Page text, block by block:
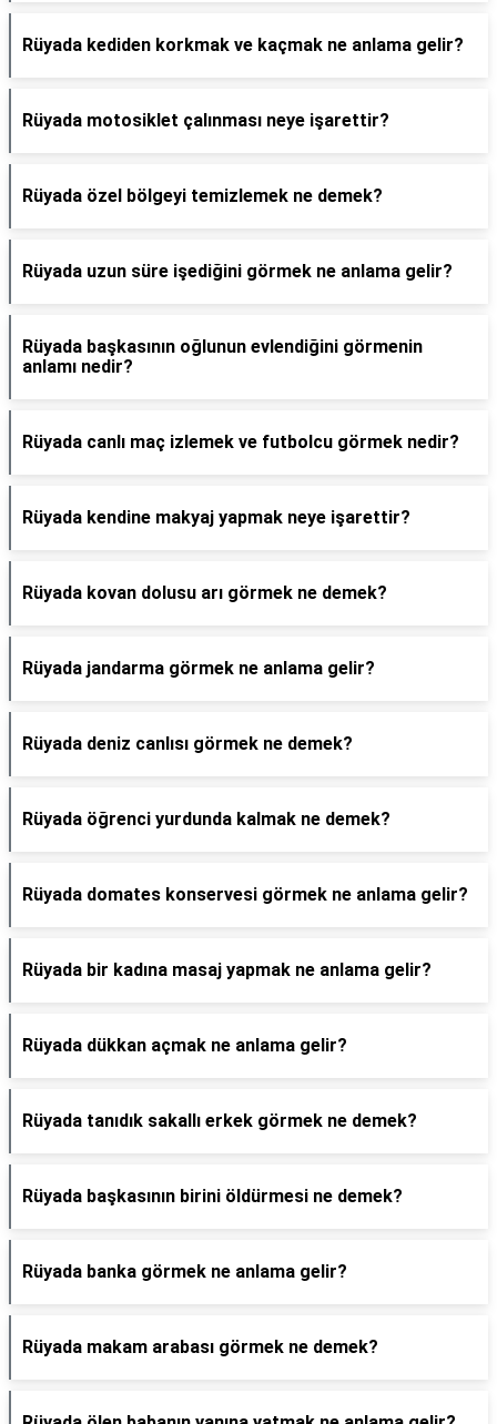
Rüyada kediden korkmak ve kaçmak ne anlama gelir?
Rüyada motosiklet çalınması neye işarettir?
Rüyada özel bölgeyi temizlemek ne demek?
Rüyada uzun süre işediğini görmek ne anlama gelir?
Rüyada başkasının oğlunun evlendiğini görmenin
anlamı nedir?
Rüyada canlı maç izlemek ve futbolcu görmek nedir?
Rüyada kendine makyaj yapmak neye işarettir?
Rüyada kovan dolusu arı görmek ne demek?
Rüyada jandarma görmek ne anlama gelir?
Rüyada deniz canlısı görmek ne demek?
Rüyada öğrenci yurdunda kalmak ne demek?
Rüyada domates konservesi görmek ne anlama gelir?
Rüyada bir kadına masaj yapmak ne anlama gelir?
Rüyada dükkan açmak ne anlama gelir?
Rüyada tanıdık sakallı erkek görmek ne demek?
Rüyada başkasının birini öldürmesi ne demek?
Rüyada banka görmek ne anlama gelir?
Rüyada makam arabası görmek ne demek?